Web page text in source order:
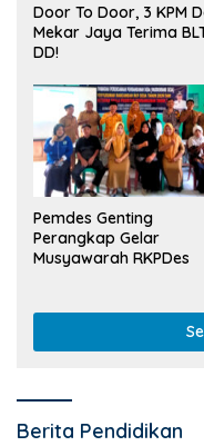
Door To Door, 3 KPM
Mekar Jaya Terima
DD!
Pemdes Genting
Perangkap Gelar
Musyawarah RKPDes
Berita Pendidikan